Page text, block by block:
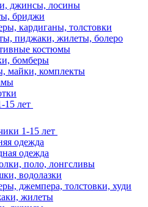
джинсы, лосины
бриджи
кардиганы, толстовки
пиджаки, жилеты, болеро
костюмы
бомберы
майки, комплекты
15 лет
1-15 лет
одежда
одежда
поло, лонгсливы
водолазки
джемпера, толстовки, худи
жилеты